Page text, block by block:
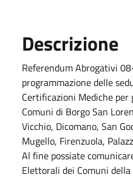
Descrizione
Referendum Abrogativi
programmazione delle
Certificazioni Mediche
Comuni di Borgo San
Vicchio, Dicomano, San
Mugello, Firenzuola,
Al fine possiate
Elettorali dei Comuni